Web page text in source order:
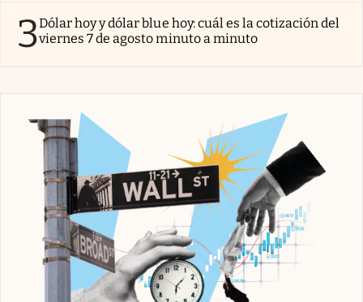
3Dólar hoy y dólar blue hoy: cuál es la cotización del
viernes 7 de agosto minuto a minuto